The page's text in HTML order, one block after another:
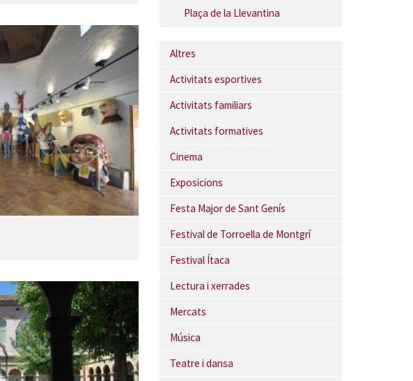
Plaça de la Llevantina
Altres
Activitats esportives
Activitats familiars
Activitats formatives
Cinema
Exposicions
Festa Major de Sant Genís
Festival de Torroella de Montgrí
Festival Ítaca
Lectura i xerrades
Mercats
Música
Teatre i dansa